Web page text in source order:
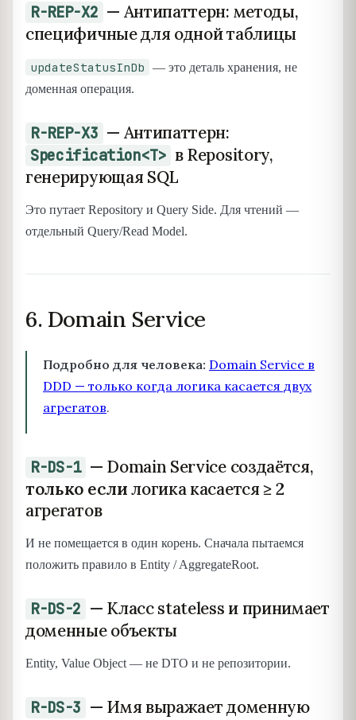
R-REP-X2 — Антипаттерн: методы,
специфичные для одной таблицы
updateStatusInDb
— это деталь хранения, не
доменная операция.
R-REP-X3 — Антипаттерн:
Specification<T> в Repository,
генерирующая SQL
Это путает Repository и Query Side. Для чтений —
отдельный Query/Read Model.
6. Domain Service
Подробно для человека: Domain Service в
DDD — только когда логика касается двух
агрегатов.
R-DS-1 — Domain Service создаётся,
только еслилогика касается ≥ 2
агрегатов
И не помещается в один корень. Сначала пытаемся
положить правило в Entity / AggregateRoot.
R-DS-2 — Класс stateless и принимает
доменные объекты
Entity, Value Object — не DTO и не репозитории.
R-DS-3 — Имя выражает доменную